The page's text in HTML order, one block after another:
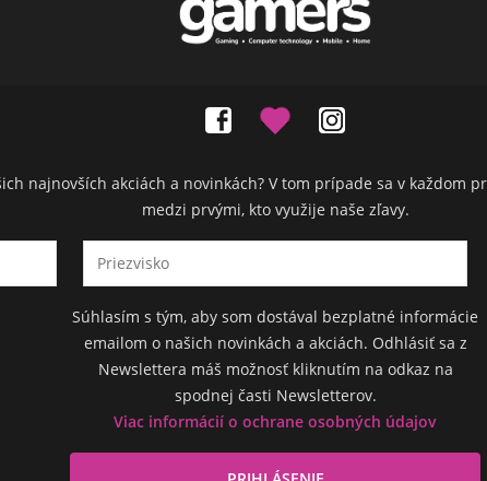
najnovších akciách a novinkách? V tom prípade sa v
medzi prvými, kto využije naše zľavy.
Súhlasím s tým, aby som dostával bezplatné informácie
emailom o našich novinkách a akciách. Odhlásiť sa z
Newslettera máš možnosť kliknutím na odkaz na
spodnej časti Newsletterov.
Viac informácií o ochrane osobných údajov